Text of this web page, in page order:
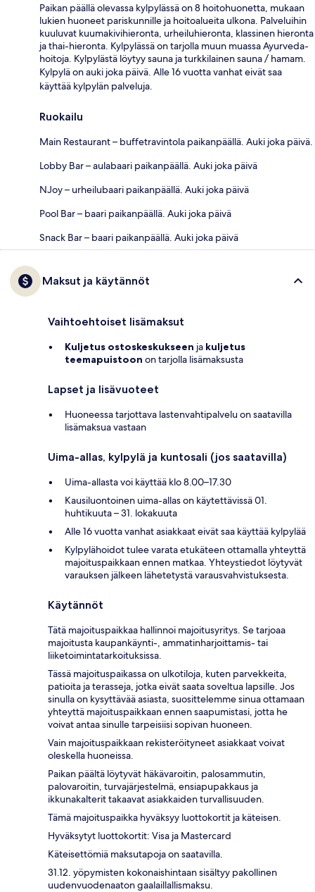
Paikan päällä olevassa kylpylässä on 8 hoitohuonetta, mukaan
lukien huoneet pariskunnille ja hoitoalueita ulkona. Palveluihin
kuuluvat kuumakivihieronta, urheiluhieronta, klassinen hieronta
ja thai-hieronta. Kylpylässä on tarjolla muun muassa Ayurveda-
hoitoja. Kylpylästä löytyy sauna ja turkkilainen sauna / hamam.
Kylpylä on auki joka päivä. Alle 16 vuotta vanhat eivät saa
käyttää kylpylän palveluja.
Ruokailu
Main Restaurant – buffetravintola paikanpäällä. Auki joka päivä.
Lobby Bar – aulabaari paikanpäällä. Auki joka päivä
NJoy – urheilubaari paikanpäällä. Auki joka päivä
Pool Bar – baari paikanpäällä. Auki joka päivä
Snack Bar – baari paikanpäällä. Auki joka päivä
Maksut ja käytännöt
Vaihtoehtoiset lisämaksut
Kuljetus ostoskeskukseen ja kuljetus
teemapuistoon on tarjolla lisämaksusta
Lapset ja lisävuoteet
Huoneessa tarjottava lastenvahtipalvelu on saatavilla
lisämaksua vastaan
Uima-allas, kylpylä ja kuntosali (jos saatavilla)
Uima-allasta voi käyttää klo 8.00–17.30
Kausiluontoinen uima-allas on käytettävissä 01.
huhtikuuta – 31. lokakuuta
Alle 16 vuotta vanhat asiakkaat eivät saa käyttää kylpylää
Kylpylähoidot tulee varata etukäteen ottamalla yhteyttä
majoituspaikkaan ennen matkaa. Yhteystiedot löytyvät
varauksen jälkeen lähetetystä varausvahvistuksesta.
Käytännöt
Tätä majoituspaikkaa hallinnoi majoitusyritys. Se tarjoaa
majoitusta kaupankäynti-, ammatinharjoittamis- tai
liiketoimintatarkoituksissa.
Tässä majoituspaikassa on ulkotiloja, kuten parvekkeita,
patioita ja terasseja, jotka eivät saata soveltua lapsille. Jos
sinulla on kysyttävää asiasta, suosittelemme sinua ottamaan
yhteyttä majoituspaikkaan ennen saapumistasi, jotta he
voivat antaa sinulle tarpeisiisi sopivan huoneen.
Vain majoituspaikkaan rekisteröityneet asiakkaat voivat
oleskella huoneissa.
Paikan päältä löytyvät häkävaroitin, palosammutin,
palovaroitin, turvajärjestelmä, ensiapupakkaus ja
ikkunakalterit takaavat asiakkaiden turvallisuuden.
Tämä majoituspaikka hyväksyy luottokortit ja käteisen.
Hyväksytyt luottokortit: Visa ja Mastercard
Käteisettömiä maksutapoja on saatavilla.
31.12. yöpymisten kokonaishintaan sisältyy pakollinen
uudenvuodenaaton gaalaillallismaksu.